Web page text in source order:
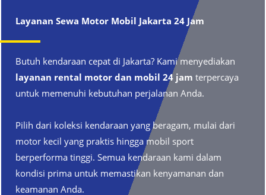
Layanan Sewa Motor Mobil Jakarta24 Jam
Butuh kendaraan cepat di Jakarta? Kami menyediakan
layanan rental motor dan mobil 24 jam terpercaya
untuk memenuhi kebutuhan perjalanan Anda.
Pilih dari koleksi kendaraan yang beragam, mulai dari
motor kecil yang praktis hingga mobil sport
berperforma tinggi. Semua kendaraan kami dalam
kondisi prima untuk memastikan kenyamanan dan
keamanan Anda.